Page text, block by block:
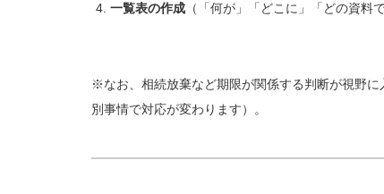
一覧表の作成 （「何が」「どこに」「どの資料
※なお、相続放棄など期限が関係する判断が視野に
別事情で対応が変わります）。